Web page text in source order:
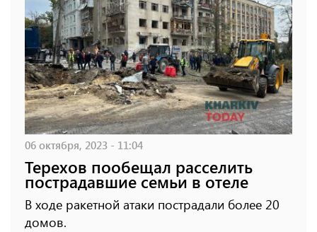
06 октября, 2023 - 11:04
Терехов пообещал расселить
пострадавшие семьи в отеле
В ходе ракетной атаки пострадали более 20
домов.